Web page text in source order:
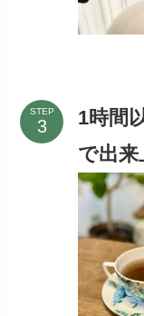
STEP
1時間
で出来